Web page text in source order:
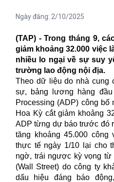
Ngày đăng: 2/10/2025
(TAP) - Trong tháng 9,
giảm khoảng 32.000 việc
nhiều lo ngại về sự suy
trường lao động nội địa.
Theo dữ liệu do nhà cung
sự, bảng lương hàng đầu
Processing (ADP) công bố
Hoa Kỳ cắt giảm khoảng
ADP từng dự báo trước đó
tăng khoảng 45.000 công
thực tế ngày 1/10 lại cho
ngờ, trái ngược kỳ vọng từ
(Wall Street) do công ty
dấu hiệu đáng báo